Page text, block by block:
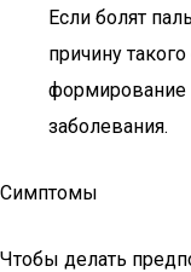
Если болят
причину
формирование
заболевания.
Симптомы
Чтобы делать